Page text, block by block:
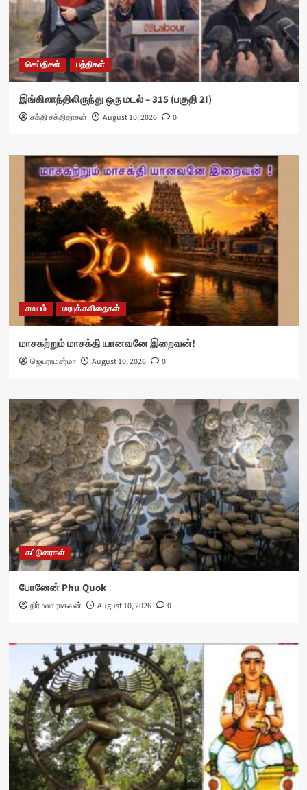
செய்திகள் பத்திகள்
இங்கிலாந்திலிருந்து ஒரு மடல் – 315 (பகுதி 2I)
சக்தி சக்திதாசன் August 10, 2026 0
சமயம் மரபுக் கவிதைகள்
மாசகற்றும் மாசக்தி யானவனே இறைவன்!
ஜெயராமசர்மா August 10, 2026 0
கட்டுரைகள்
போனேன் Phu Quok
நிர்மலா ராகவன் August 10, 2026 0